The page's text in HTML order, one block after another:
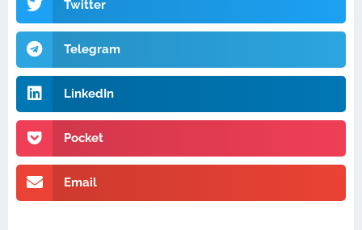
Twitter
Telegram
LinkedIn
Pocket
Email